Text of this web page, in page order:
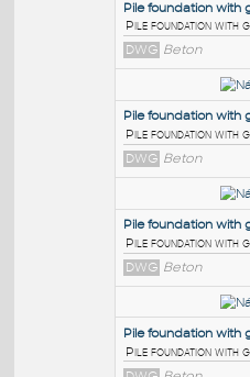
Pile
Pile
DWG Beton
Pile
Pile
DWG Beton